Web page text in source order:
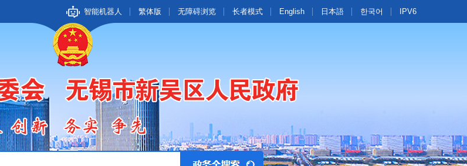
智能机器人 繁体版 无障碍浏览 长者模式 English 日本語 한국어 IPV6